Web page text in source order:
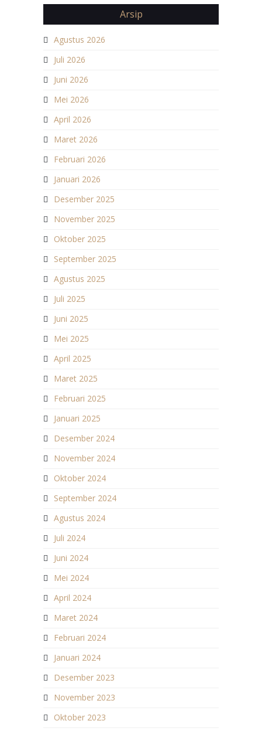
Arsip
Agustus 2026
Juli 2026
Juni 2026
Mei 2026
April 2026
Maret 2026
Februari 2026
Januari 2026
Desember 2025
November 2025
Oktober 2025
September 2025
Agustus 2025
Juli 2025
Juni 2025
Mei 2025
April 2025
Maret 2025
Februari 2025
Januari 2025
Desember 2024
November 2024
Oktober 2024
September 2024
Agustus 2024
Juli 2024
Juni 2024
Mei 2024
April 2024
Maret 2024
Februari 2024
Januari 2024
Desember 2023
November 2023
Oktober 2023